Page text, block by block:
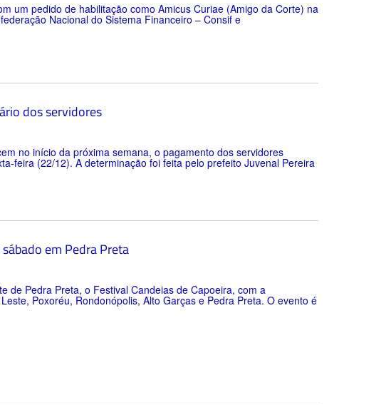
um pedido de habilitação como Amicus Curiae (Amigo da Corte) na
Nacional do Sistema Financeiro – Consif e
dos servidores
no início da próxima semana, o pagamento dos servidores
feira (22/12). A determinação foi feita pelo prefeito Juvenal Pereira
em Pedra Preta
de Pedra Preta, o Festival Candeias de Capoeira, com a
Poxoréu, Rondonópolis, Alto Garças e Pedra Preta. O evento é